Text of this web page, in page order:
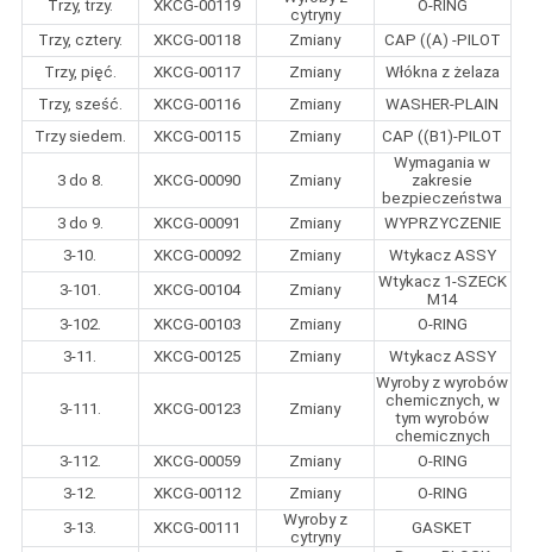
Trzy, trzy. XKCG-00119
cytryny
O-RING
Trzy, cztery.
XKCG-00118 Zmiany
CAP ((A) -PILOT
Trzy, pięć.
XKCG-00117 Zmiany
Włókna z żelaza
Trzy, sześć.
XKCG-00116 Zmiany
WASHER-PLAIN
Trzy siedem.
XKCG-00115 Zmiany CAP ((B1)-PILOT
3 do 8. XKCG-00090 Zmiany
Wymagania w
zakresie
bezpieczeństwa
3 do 9.
XKCG-00091 Zmiany
WYPRZYCZENIE
3-10.
XKCG-00092 Zmiany
Wtykacz ASSY
3-101.
XKCG-00104 Zmiany
Wtykacz 1-SZECK
M14
3-102.
XKCG-00103 Zmiany
O-RING
3-11.
XKCG-00125 Zmiany Wtykacz ASSY
3-111. XKCG-00123 Zmiany
Wyroby z wyrobów
chemicznych, w
tym wyrobów
chemicznych
3-112.
XKCG-00059 Zmiany
O-RING
3-12.
XKCG-00112 Zmiany
O-RING
3-13.
XKCG-00111
Wyroby z
cytryny
GASKET